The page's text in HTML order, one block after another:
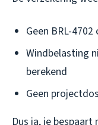
Geen BRL-
Windbelasting
berekend
Geen
Dus ja, je bespaart